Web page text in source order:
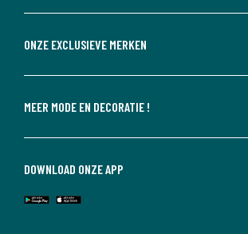
ONZE EXCLUSIEVE MERKEN
MEER MODE EN DECORATIE !
DOWNLOAD ONZE APP